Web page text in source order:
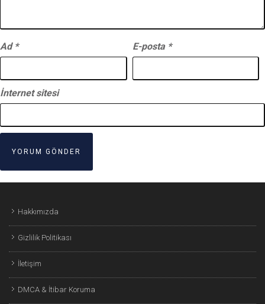
Ad * E-posta *
İnternet sitesi
Hakkımızda
Gizlilik Politikası
İletişim
DMCA & İtibar Koruma